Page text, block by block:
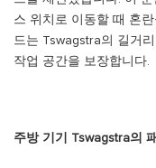
스 위치로 이동할 때 혼
드는 Tswagstra의 길거
작업 공간을 보장합니다.
주방 기기 Tswagstra의